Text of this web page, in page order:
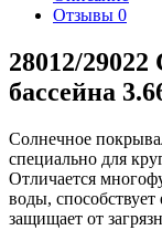
Отзывы 0
28012/
бассейна
Солнечное
специально для
Отличается
воды,
защищает от